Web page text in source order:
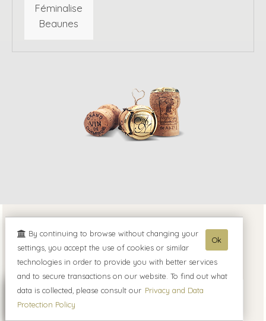
Féminalise
Beaunes
Currently at the vineyards
Events(A noter)
Our Champagne "Cuvée
Ok
By continuing to browse without changing your
settings, you accept the use of cookies or similar
technologies in order to provide you with better services
and to secure transactions on our website. To find out what
data is collected, please consult our Privacy and Data
Protection Policy